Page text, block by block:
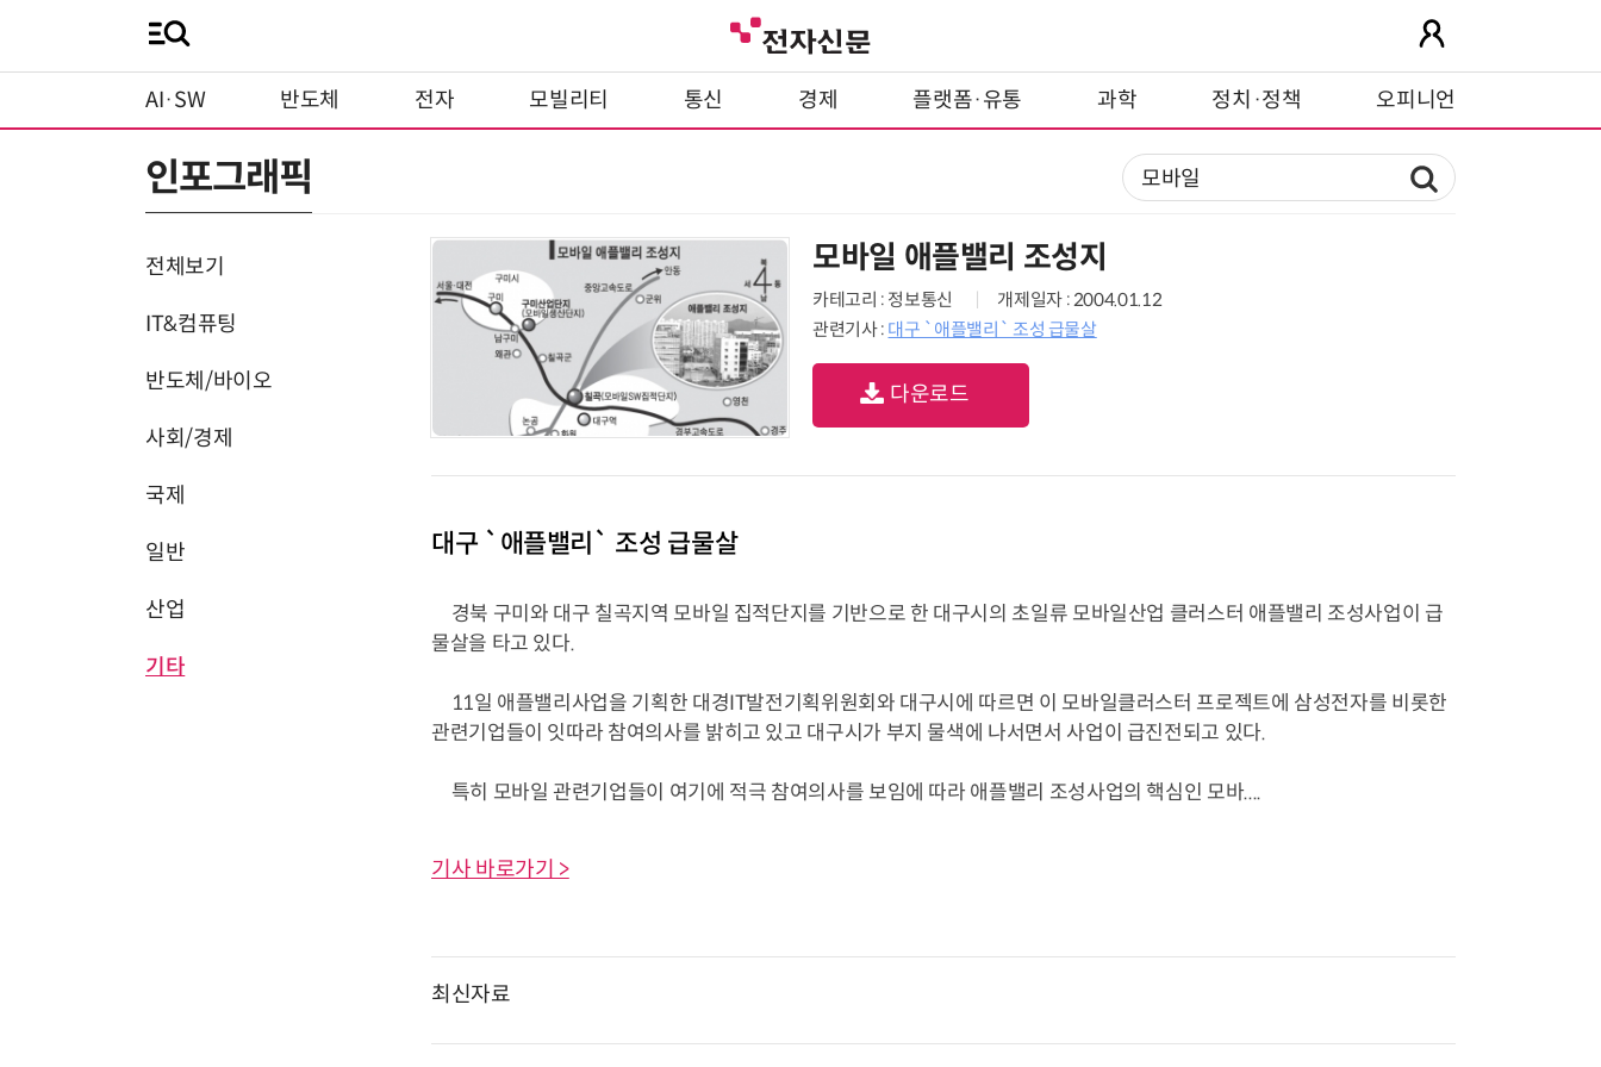
AI·SW 반도체 전자 모빌리티 통신 경제 플랫폼·유통 과학 정치·정책 오피니언
인포그래픽
전체보기
IT&컴퓨팅
반도체/바이오
사회/경제
국제
일반
산업
기타
모바일 애플밸리 조성지
카테고리 : 정보통신
개제일자 : 2004.01.12
관련기사 : 대구 `애플밸리` 조성 급물살
다운로드
대구 `애플밸리` 조성 급물살
경북 구미와 대구 칠곡지역 모바일 집적단지를 기반으로 한 대구시의 초일류 모바일산업 클러스터 애플밸리 조성사업이 급
물살을 타고 있다.
11일 애플밸리사업을 기획한 대경IT발전기획위원회와 대구시에 따르면 이 모바일클러스터 프로젝트에 삼성전자를 비롯한
관련기업들이 잇따라 참여의사를 밝히고 있고 대구시가 부지 물색에 나서면서 사업이 급진전되고 있다.
특히 모바일 관련기업들이 여기에 적극 참여의사를 보임에 따라 애플밸리 조성사업의 핵심인 모바....
기사 바로가기 >
최신자료